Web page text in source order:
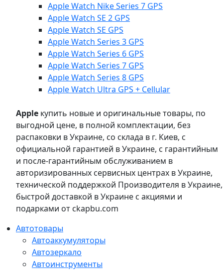
Apple Watch Nike Series 7 GPS
Apple Watch SE 2 GPS
Apple Watch SE GPS
Apple Watch Series 3 GPS
Apple Watch Series 6 GPS
Apple Watch Series 7 GPS
Apple Watch Series 8 GPS
Apple Watch Ultra GPS + Cellular
Apple купить новые и оригинальные товары, по
выгодной цене, в полной комплектации, без
распаковки в Украине, со склада в г. Киев, с
официальной гарантией в Украине, с гарантийным
и после-гарантийным обслуживанием в
авторизированных сервисных центрах в Украине,
технической поддержкой Производителя в Украине,
быстрой доставкой в Украине с акциями и
подарками от ckapbu.com
Автотовары
Автоаккумуляторы
Автозеркало
Автоинструменты